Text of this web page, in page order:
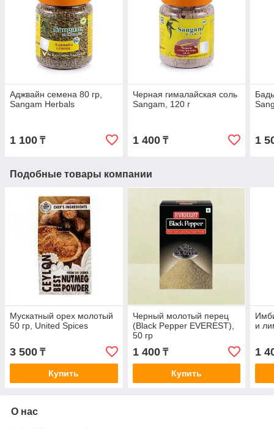
Аджвайн семена 80 гр,
Sangam Herbals
1 100 ₸
Черная гималайская соль
Sangam, 120 г
1 400₸ 1
Подобные товары компании
Мускатный орех молотый
50 гр, United Spices
3 500 ₸
Купить
Черный молотый перец
(Black Pepper EVEREST),
50 гр
1 400₸
Купить
и
1
О нас